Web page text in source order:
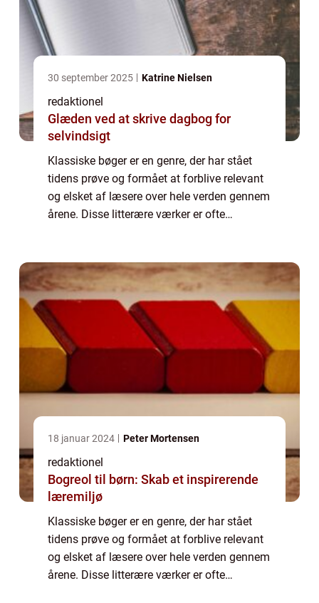
30 september 2025 Katrine Nielsen
redaktionel
Glæden ved at skrive dagbog for
selvindsigt
Klassiske bøger er en genre, der har stået
tidens prøve og formået at forblive relevant
og elsket af læsere over hele verden gennem
årene. Disse litterære værker er ofte
18 januar 2024 Peter Mortensen
redaktionel
Bogreol til børn: Skab et inspirerende
læremiljø
Klassiske bøger er en genre, der har stået
tidens prøve og formået at forblive relevant
og elsket af læsere over hele verden gennem
årene. Disse litterære værker er ofte